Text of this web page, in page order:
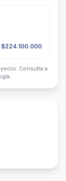
$224.100.000
Consulta a